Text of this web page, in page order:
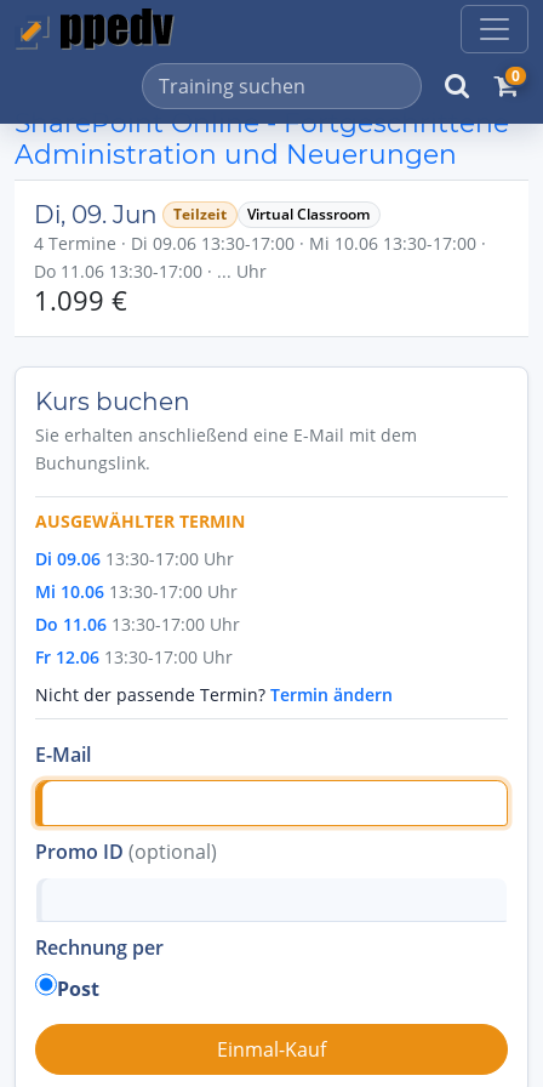
0
SharePoint Online - Fortgeschrittene
Administration und Neuerungen
Di, 09. Jun Teilzeit Virtual Classroom
4 Termine · Di 09.06 13:30-17:00 · Mi 10.06 13:30-17:00 ·
Do 11.06 13:30-17:00 · ... Uhr
1.099 €
Kurs buchen
Sie erhalten anschließend eine E-Mail mit dem
Buchungslink.
AUSGEWÄHLTER TERMIN
Di 09.06 13:30-17:00 Uhr
Mi 10.06 13:30-17:00 Uhr
Do 11.06 13:30-17:00 Uhr
Fr 12.06 13:30-17:00 Uhr
Nicht der passende Termin? Termin ändern
E-Mail
Promo ID (optional)
Rechnung per
Post